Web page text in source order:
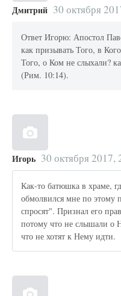
Дмитрий 30 октября
Ответ Игорю: Апостол
как призывать Того, в
Того, о Ком не слыхали?
(Рим. 10:14).
Игорь 30 октября 2017,
Как-то батюшка в храме,
обмолвился мне по этому
спросят". Признал его
потому что не слышали
что не хотят к Нему идти.